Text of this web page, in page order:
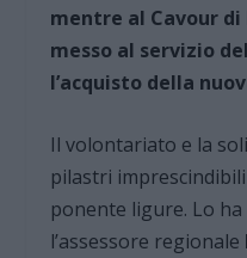
mentre al Cavour
messo al servizio
l’acquisto della
Il volontariato e la
pilastri
ponente ligure. Lo
l’assessore regionale